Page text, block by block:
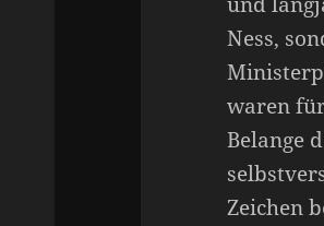
Ness,
waren
Belange
Zeichen